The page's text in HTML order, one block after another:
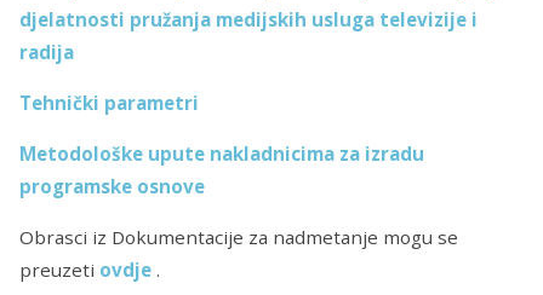
djelatnosti pružanja medijskih usluga televizije i
radija
Tehnički parametri
Metodološke upute nakladnicima za izradu
programske osnove
Obrasci iz Dokumentacije za nadmetanje mogu se
preuzeti ovdje .